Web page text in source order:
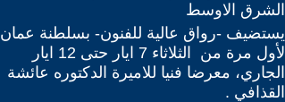
الشرق الاوسط
يستضيف -رواق عالية للفنون- بسلطنة عمان
لأول مرة من الثلاثاء 7 ايار حتى 12 ايار
الجاري، معرضا فنيا للاميرة الدكتوره عائشة
القذافي .